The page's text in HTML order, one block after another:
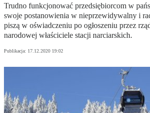
Trudno funkcjonować przedsiębiorcom w
swoje postanowienia w nieprzewidywalny i
piszą w oświadczeniu po ogłoszeniu przez
narodowej właściciele stacji narciarskich.
Publikacja: 17.12.2020 19:02